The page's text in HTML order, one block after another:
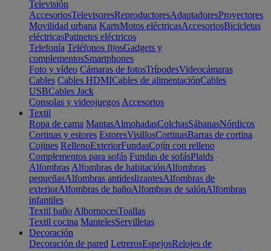
Televisión
AccesoriosTelevisoresReproductoresAdaptadoresProyectores
Movilidad urbana KartsMotos eléctricasAccesoriosBicicletas
eléctricasPatinetes eléctricos
Telefonía Teléfonos fijosGadgets y
complementosSmartphones
Foto y vídeo Cámaras de fotosTrípodesVideocámaras
Cables Cables HDMICables de alimentaciónCables
USBCables Jack
Consolas y videojuegos Accesorios
Textil
Ropa de cama MantasAlmohadasColchasSábanasNórdicos
Cortinas y estores EstoresVisillosCortinasBarras de cortina
Cojines RellenoExteriorFundasCojín con relleno
Complementos para sofás Fundas de sofásPlaids
Alfombras Alfombras de habitaciónAlfombras
pequeñasAlfombras antideslizantesAlfombras de
exteriorAlfombras de bañoAlfombras de salónAlfombras
infantiles
Textil baño AlbornocesToallas
Textil cocina MantelesServilletas
Decoración
Decoración de pared LetrerosEspejosRelojes de